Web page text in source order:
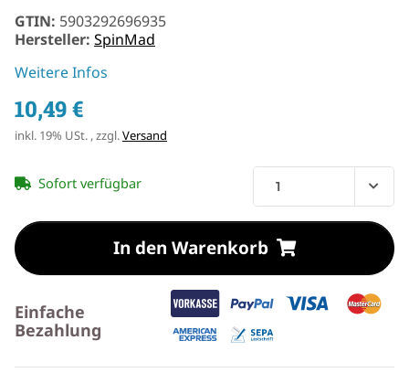
GTIN: 5903292696935
Hersteller: SpinMad
Weitere Infos
10,49 €
inkl. 19% USt. , zzgl.Versand
Sofort verfügbar
In den Warenkorb
Einfache
Bezahlung